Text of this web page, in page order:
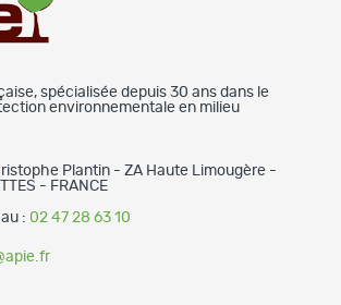
spécialisée depuis 30 ans dans le
environnementale en milieu
Plantin - ZA Haute Limougère -
- FRANCE
: 02 47 28 63 10